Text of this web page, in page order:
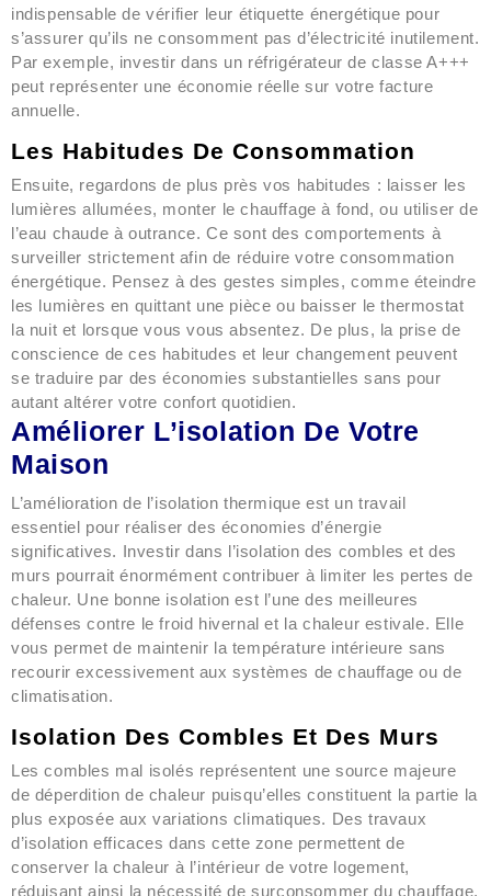
indispensable de vérifier leur étiquette énergétique pour
s’assurer qu’ils ne consomment pas d’électricité inutilement.
Par exemple, investir dans un réfrigérateur de classe A+++
peut représenter une économie réelle sur votre facture
annuelle.
Les Habitudes De Consommation
Ensuite, regardons de plus près vos habitudes : laisser les
lumières allumées, monter le chauffage à fond, ou utiliser de
l’eau chaude à outrance. Ce sont des comportements à
surveiller strictement afin de réduire votre consommation
énergétique. Pensez à des gestes simples, comme éteindre
les lumières en quittant une pièce ou baisser le thermostat
la nuit et lorsque vous vous absentez. De plus, la prise de
conscience de ces habitudes et leur changement peuvent
se traduire par des économies substantielles sans pour
autant altérer votre confort quotidien.
Améliorer L’isolation De Votre
Maison
L’amélioration de l’isolation thermique est un travail
essentiel pour réaliser des économies d’énergie
significatives. Investir dans l’isolation des combles et des
murs pourrait énormément contribuer à limiter les pertes de
chaleur. Une bonne isolation est l’une des meilleures
défenses contre le froid hivernal et la chaleur estivale. Elle
vous permet de maintenir la température intérieure sans
recourir excessivement aux systèmes de chauffage ou de
climatisation.
Isolation Des Combles Et Des Murs
Les combles mal isolés représentent une source majeure
de déperdition de chaleur puisqu’elles constituent la partie la
plus exposée aux variations climatiques. Des travaux
d’isolation efficaces dans cette zone permettent de
conserver la chaleur à l’intérieur de votre logement,
réduisant ainsi la nécessité de surconsommer du chauffage.